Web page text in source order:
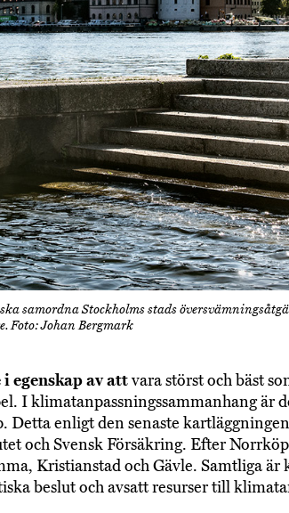
samordna Stockholms stads
Foto: Johan Bergmark
egenskap av attvara störst och bäst
I klimatanpassningssammanhang är
Detta enligt den senaste
och Svensk Försäkring. Efter
Kristianstad och Gävle. Samtliga
beslut och avsatt resurser till